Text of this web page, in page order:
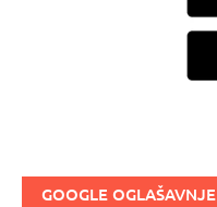
GOOGLE OGLAŠAVNJE